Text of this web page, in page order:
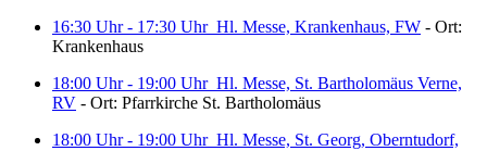
16:30 Uhr - 17:30 Uhr Hl. Messe, Krankenhaus, FW - Ort:
Krankenhaus
18:00 Uhr - 19:00 Uhr Hl. Messe, St. Bartholomäus Verne,
RV - Ort: Pfarrkirche St. Bartholomäus
18:00 Uhr - 19:00 Uhr Hl. Messe, St. Georg, Oberntudorf,